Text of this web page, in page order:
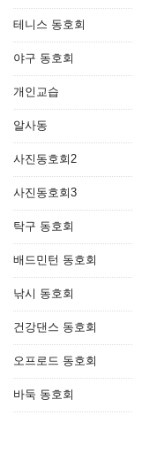
테니스 동호회
야구 동호회
개인교습
알사동
사진동호회2
사진동호회3
탁구 동호회
배드민턴 동호회
낚시 동호회
건강댄스 동호회
오프로드 동호회
바둑 동호회